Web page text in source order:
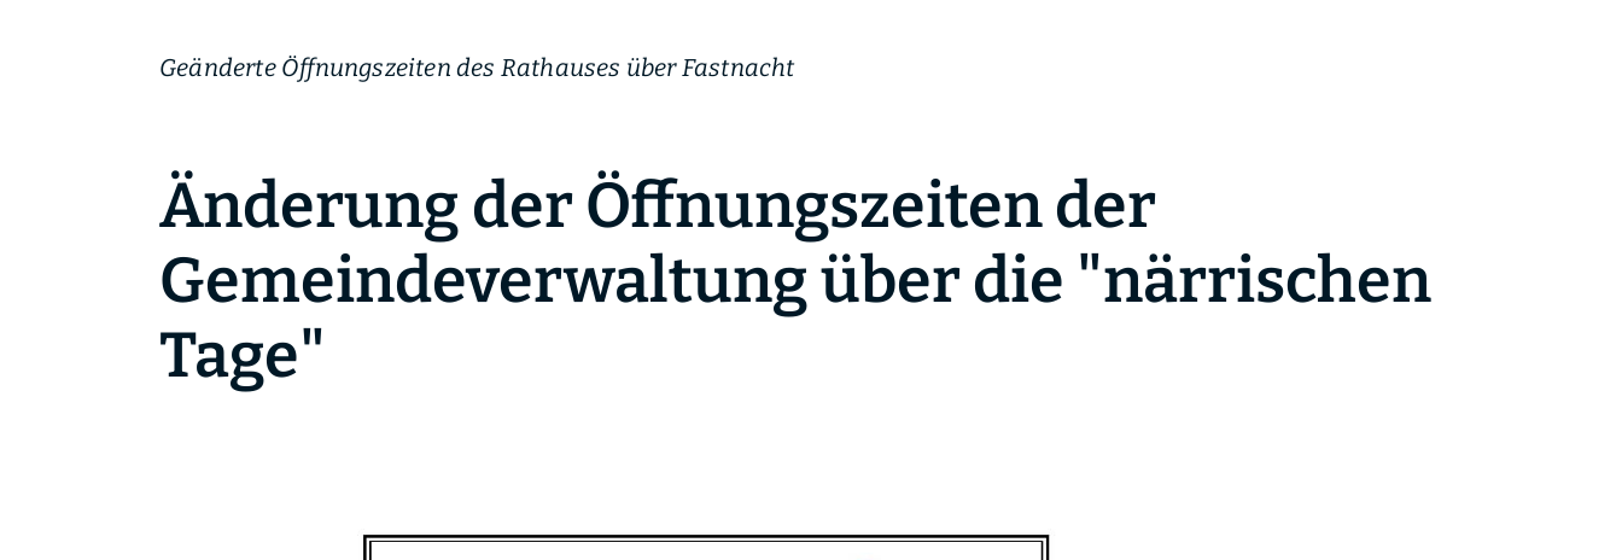
Geänderte Öffnungszeiten des Rathauses über Fastnacht
Änderung der Öffnungszeiten der
Gemeindeverwaltung über die "närrischen
Tage"